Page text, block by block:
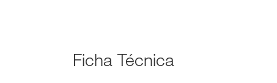
Ficha Técnica